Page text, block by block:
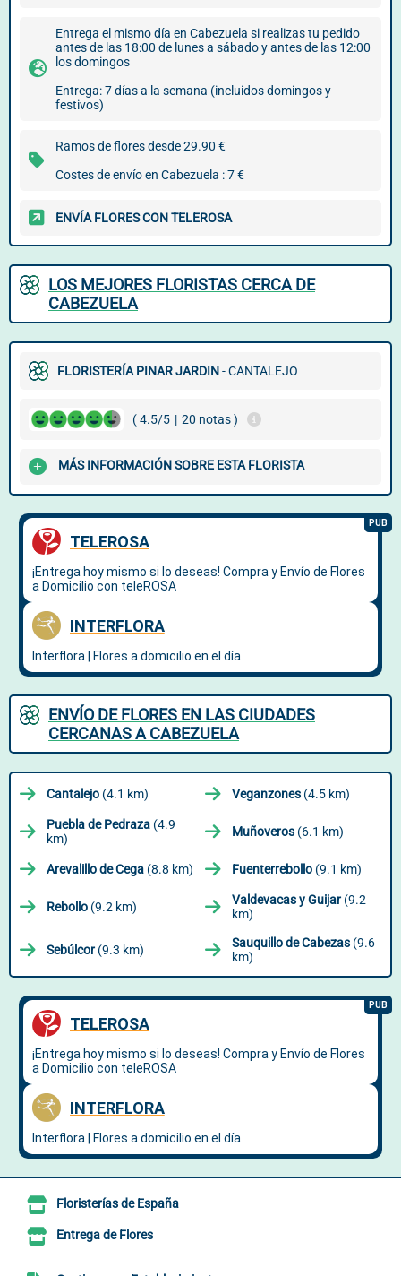
Entrega el mismo día en Cabezuela si realizas tu pedido
antes de las 18:00 de lunes a sábado y antes de las 12:00
los domingos
Entrega: 7 días a la semana (incluidos domingos y
festivos)
Ramos de flores desde 29.90 €
Costes de envío en Cabezuela : 7 €
ENVÍA FLORES CON TELEROSA
LOS MEJORES FLORISTAS CERCA DE
CABEZUELA
FLORISTERÍA PINAR JARDIN- CANTALEJO
( 4.5/5 | 20 notas )
MÁS INFORMACIÓN SOBRE ESTA FLORISTA
ENVÍO DE FLORES EN LAS CIUDADES
CERCANAS A CABEZUELA
Cantalejo (4.1 km) Veganzones (4.5 km)
Puebla de Pedraza (4.9
km)
Muñoveros (6.1 km)
Arevalillo de Cega (8.8 km) Fuenterrebollo (9.1 km)
Rebollo (9.2 km) Valdevacas y Guijar(9.2
km)
Sebúlcor(9.3 km) Sauquillo de Cabezas (9.6
km)
Floristerías de España
Entrega de Flores